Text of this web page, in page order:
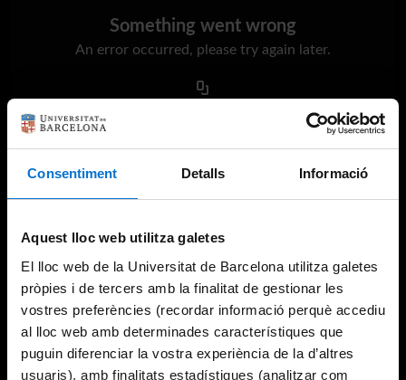
Consentiment Detalls Informació
Aquest lloc web utilitza galetes
El lloc web de la Universitat de Barcelona utilitza galetes
pròpies i de tercers amb la finalitat de gestionar les
vostres preferències (recordar informació perquè accediu
al lloc web amb determinades característiques que
puguin diferenciar la vostra experiència de la d’altres
usuaris), amb finalitats estadístiques (analitzar com
Something went wrong
An error occurred, please try again later.